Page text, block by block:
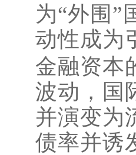
为“外围”
动性成为
金融资本
波动，国
并演变为
债率并诱